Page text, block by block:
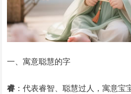
一、寓意聪慧的字
睿 ：代表睿智、聪慧过人，寓意宝